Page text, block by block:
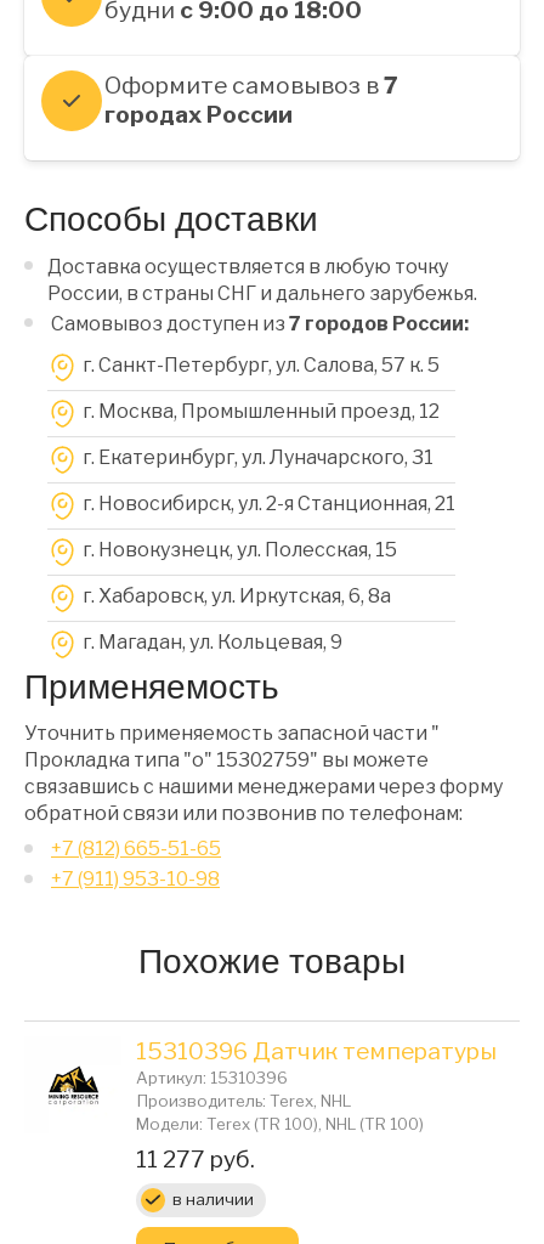
будни с 9:00 до 18:00
Оформите самовывоз в7
городах России
Способы доставки
Доставка осуществляется в любую точку
России, в страны СНГ и дальнего зарубежья.
Самовывоз доступен из 7 городов России:
г. Санкт-Петербург, ул. Салова, 57 к. 5
г. Москва, Промышленный проезд, 12
г. Екатеринбург, ул. Луначарского, 31
г. Новосибирск, ул. 2-я Станционная, 21
г. Новокузнецк, ул. Полесская, 15
г. Хабаровск, ул. Иркутская, 6, 8a
г. Магадан, ул. Кольцевая, 9
Применяемость
Уточнить применяемость запасной части "
Прокладка типа "о" 15302759" вы можете
связавшись с нашими менеджерами через форму
обратной связи или позвонив по телефонам:
+7 (812) 665-51-65
+7 (911) 953-10-98
Похожие товары
15310396 Датчик температуры
Артикул: 15310396
Производитель: Terex, NHL
Модели: Terex (TR 100), NHL (TR 100)
Цена:
11 277 руб.
в наличии